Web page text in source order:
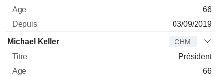
66
03/09/2019
Michael Keller CHM
Président
66